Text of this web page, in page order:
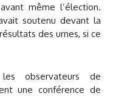
même l’élection.
soutenu devant la
des urnes, si ce
observateurs de
une conférence de